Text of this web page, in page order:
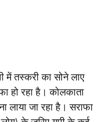
में तस्करी का सोने लाए
हो रहा है। कोलकाता
लाया जा रहा है। सराफा